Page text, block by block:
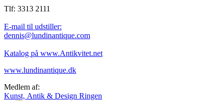
Tlf: 3313 2111
E-mail til udstiller:
dennis@lundinantique.com
Katalog på www.Antikvitet.net
www.lundinantique.dk
Medlem af:
Kunst, Antik & Design Ringen